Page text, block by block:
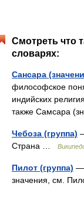
Смотреть что
словарях:
Сансара
философское
индийских
также Самсара
Чебоза (группа)
Страна …
Пилот (группа) —
значения, см.